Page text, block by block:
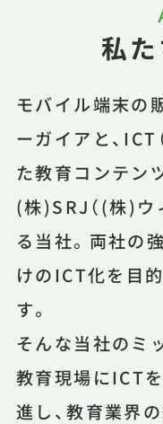
私
モバイル端末の
ーガイアと、ICT
た教育コンテン
(株)SRJ（(株)ウ
る当社。両社の
けのICT化を目
す。
そんな当社のミ
教育現場にICT
進し、教育業界